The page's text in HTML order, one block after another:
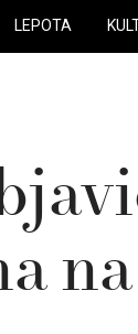
LEPOTA